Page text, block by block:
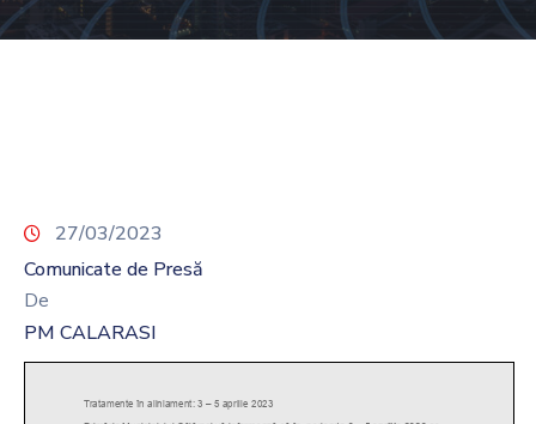
27/03/2023
Comunicate de Presă
De
PM CALARASI